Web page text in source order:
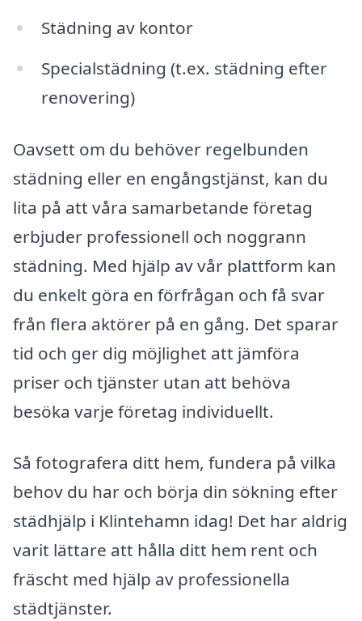
Städning av kontor
Specialstädning (t.ex. städning efter
renovering)
Oavsett om du behöver regelbunden
städning eller en engångstjänst, kan du
lita på att våra samarbetande företag
erbjuder professionell och noggrann
städning. Med hjälp av vår plattform kan
du enkelt göra en förfrågan och få svar
från flera aktörer på en gång. Det sparar
tid och ger dig möjlighet att jämföra
priser och tjänster utan att behöva
besöka varje företag individuellt.
Så fotografera ditt hem, fundera på vilka
behov du har och börja din sökning efter
städhjälp i Klintehamn idag! Det har aldrig
varit lättare att hålla ditt hem rent och
fräscht med hjälp av professionella
städtjänster.